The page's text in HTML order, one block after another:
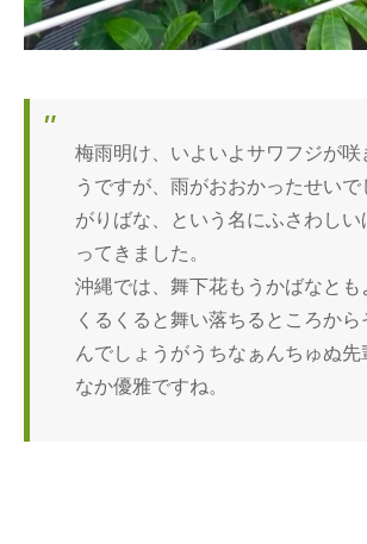
梅雨明け、いよいよサワフジが咲
うですが、雨がおおかったせいで
がりばな、という名にふさわしい
ってきました。
沖縄では、舞下花もうかばなとも
くるくると舞い落ちるところか
んでしょうがうちなぁんちゅぬ先
なか優雅ですね。